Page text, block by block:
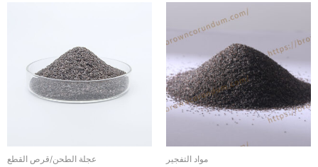
مواد التفجير عجلة الطحن/قرص القطع